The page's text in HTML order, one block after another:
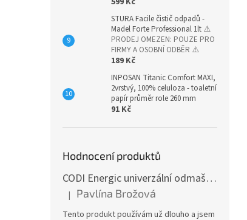
STURA Facile čistič odpadů -
Madel Forte Professional 1lt ⚠️
PRODEJ OMEZEN: POUZE PRO
FIRMY A OSOBNÍ ODBĚR ⚠️
189 Kč
INPOSAN Titanic Comfort MAXI,
2vrstvý, 100% celuloza - toaletní
papír průměr role 260 mm
91 Kč
Hodnocení produktů
CODI Energic univerzální odmašťovač s rozprašovačem, 750 ml
Hodnocení produktu je 5 z 5 hvězdiček.
| Pavlína Brožová
Tento produkt používám už dlouho a jsem